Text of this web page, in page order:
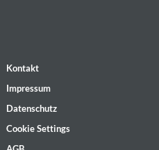
Kontakt
Impressum
Datenschutz
Cookie Settings